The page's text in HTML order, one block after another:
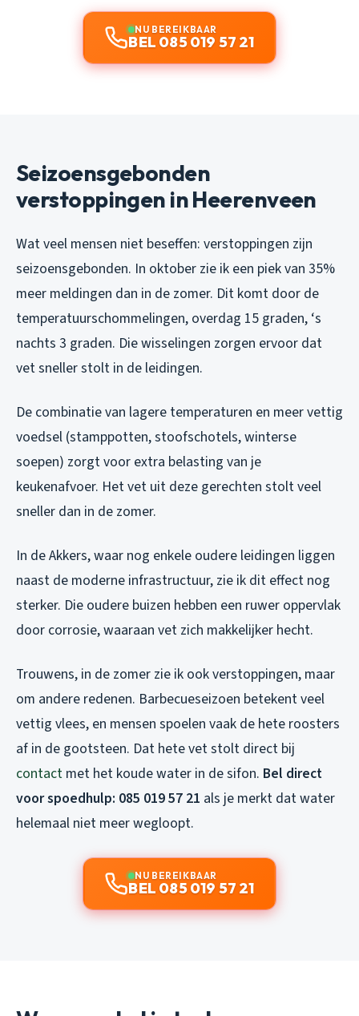
NU BEREIKBAAR
BEL 085 019 57 21
Seizoensgebonden
verstoppingen in Heerenveen
Wat veel mensen niet beseffen: verstoppingen zijn
seizoensgebonden. In oktober zie ik een piek van 35%
meer meldingen dan in de zomer. Dit komt door de
temperatuurschommelingen, overdag 15 graden, ‘s
nachts 3 graden. Die wisselingen zorgen ervoor dat
vet sneller stolt in de leidingen.
De combinatie van lagere temperaturen en meer vettig
voedsel (stamppotten, stoofschotels, winterse
soepen) zorgt voor extra belasting van je
keukenafvoer. Het vet uit deze gerechten stolt veel
sneller dan in de zomer.
In de Akkers, waar nog enkele oudere leidingen liggen
naast de moderne infrastructuur, zie ik dit effect nog
sterker. Die oudere buizen hebben een ruwer oppervlak
door corrosie, waaraan vet zich makkelijker hecht.
Trouwens, in de zomer zie ik ook verstoppingen, maar
om andere redenen. Barbecueseizoen betekent veel
vettig vlees, en mensen spoelen vaak de hete roosters
af in de gootsteen. Dat hete vet stolt direct bij
contact met het koude water in de sifon. Bel direct
voor spoedhulp: 085 019 57 21 als je merkt dat water
helemaal niet meer wegloopt.
NU BEREIKBAAR
BEL 085 019 57 21